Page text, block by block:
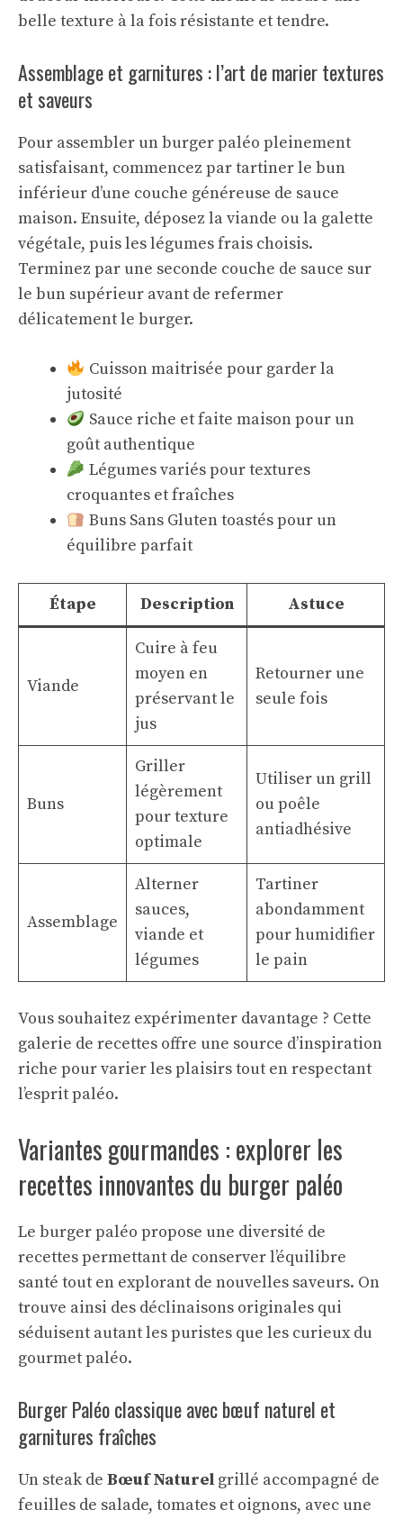
belle texture à la fois résistante et tendre.
Assemblage et garnitures : l’art de marier textures
et saveurs
Pour assembler un burger paléo pleinement
satisfaisant, commencez par tartiner le bun
inférieur d’une couche généreuse de sauce
maison. Ensuite, déposez la viande ou la galette
végétale, puis les légumes frais choisis.
Terminez par une seconde couche de sauce sur
le bun supérieur avant de refermer
délicatement le burger.
Cuisson maitrisée pour garder la
jutosité
Sauce riche et faite maison pour un
goût authentique
Légumes variés pour textures
croquantes et fraîches
Buns Sans Gluten toastés pour un
équilibre parfait
Étape Description Astuce
Viande
Cuire à feu
moyen en
préservant le
jus
Retourner une
seule fois
Buns
Griller
légèrement
pour texture
optimale
Utiliser un grill
ou poêle
antiadhésive
Assemblage
Alterner
sauces,
viande et
légumes
Tartiner
abondamment
pour humidifier
le pain
Vous souhaitez expérimenter davantage ? Cette
galerie de recettes offre une source d’inspiration
riche pour varier les plaisirs tout en respectant
l’esprit paléo.
Variantes gourmandes : explorer les
recettes innovantes du burger paléo
Le burger paléo propose une diversité de
recettes permettant de conserver l’équilibre
santé tout en explorant de nouvelles saveurs. On
trouve ainsi des déclinaisons originales qui
séduisent autant les puristes que les curieux du
gourmet paléo.
Burger Paléo classique avec bœuf naturel et
garnitures fraîches
Un steak de Bœuf Naturel grillé accompagné de
feuilles de salade, tomates et oignons, avec une